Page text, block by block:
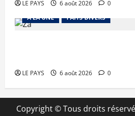
LE PAYS 6 août 2026
0
A LA UNE
FAITS DIVERS
LE PAYS 6 août 2026 0
Copyright © Tous droits